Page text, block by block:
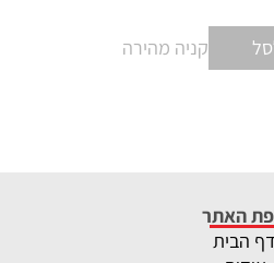
קניה מהירה
האתר
דף הבית